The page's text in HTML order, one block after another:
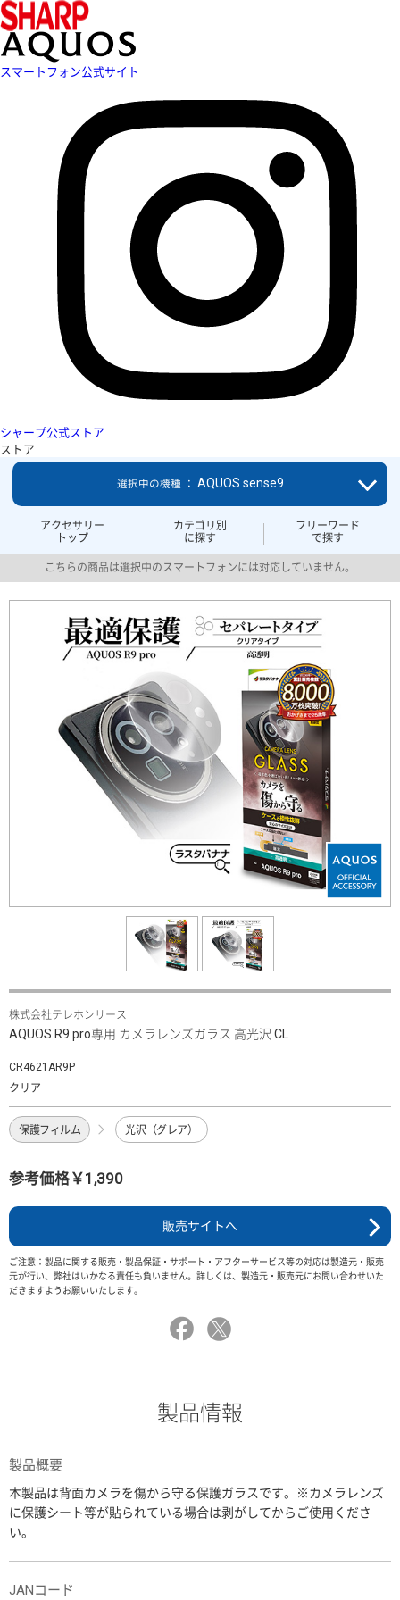
スマートフォン公式サイト
シャープ公式ストア
ストア
アクセサリー
トップ
カテゴリ別
に探す
フリーワード
で探す
選択中の機種 ： AQUOS sense9
こちらの商品は選択中のスマートフォンには対応していません。
株式会社テレホンリース
AQUOS R9 pro専用 カメラレンズガラス 高光沢 CL
CR4621AR9P
クリア
保護フィルム 光沢（グレア）
参考価格￥1,390
販売サイトへ
ご注意：製品に関する販売・製品保証・サポート・アフターサービス等の対応は製造元・販売
元が行い、弊社はいかなる責任も負いません。詳しくは、製造元・販売元にお問い合わせいた
だきますようお願いいたします。
製品情報
製品概要
本製品は背面カメラを傷から守る保護ガラスです。※カメラレンズ
に保護シート等が貼られている場合は剥がしてからご使用くださ
い。
JANコード